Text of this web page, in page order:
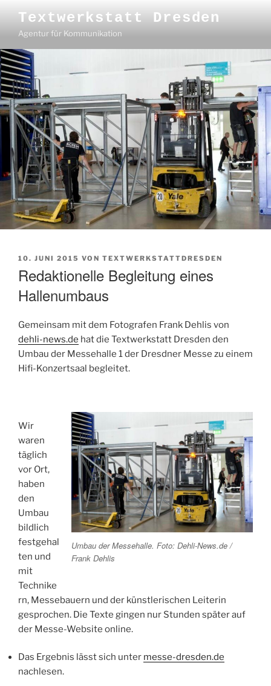
Inhalt
springen
Textwerkstatt Dresden
Agentur für Kommunikation
VERÖFFENTLICHT
10. JUNI 2015 VON TEXTWERKSTATTDRESDEN
Redaktionelle Begleitung eines
Hallenumbaus
Gemeinsam mit dem Fotografen Frank Dehlis von
dehli-news.de hat die Textwerkstatt Dresden den
Umbau der Messehalle 1 der Dresdner Messe zu einem
Hifi-Konzertsaal begleitet.
Umbau der Messehalle. Foto: Dehli-News.de /
Frank Dehlis
Wir
waren
täglich
vor Ort,
haben
den
Umbau
bildlich
festgehal
ten und
mit
Technike
rn, Messebauern und der künstlerischen Leiterin
gesprochen. Die Texte gingen nur Stunden später auf
der Messe-Website online.
Das Ergebnis lässt sich unter messe-dresden.de
nachlesen.